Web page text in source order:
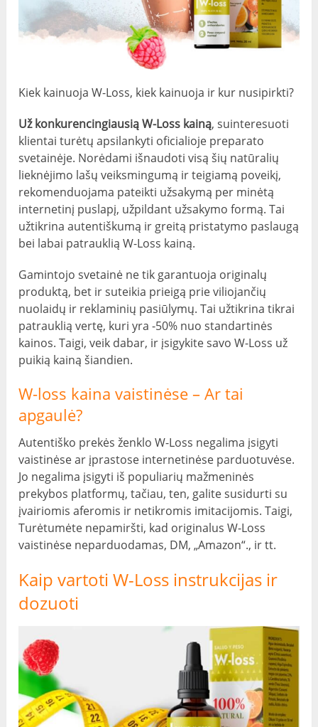
Kiek kainuoja W-Loss, kiek kainuoja ir kur nusipirkti?
Už konkurencingiausią W-Loss kainą, suinteresuoti
klientai turėtų apsilankyti oficialioje preparato
svetainėje. Norėdami išnaudoti visą šių natūralių
lieknėjimo lašų veiksmingumą ir teigiamą poveikį,
rekomenduojama pateikti užsakymą per minėtą
internetinį puslapį, užpildant užsakymo formą. Tai
užtikrina autentiškumą ir greitą pristatymo paslaugą
bei labai patrauklią W-Loss kainą.
Gamintojo svetainė ne tik garantuoja originalų
produktą, bet ir suteikia prieigą prie viliojančių
nuolaidų ir reklaminių pasiūlymų. Tai užtikrina tikrai
patrauklią vertę, kuri yra -50% nuo standartinės
kainos. Taigi, veik dabar, ir įsigykite savo W-Loss už
puikią kainą šiandien.
W-loss kaina vaistinėse – Ar tai
apgaulė?
Autentiško prekės ženklo W-Loss negalima įsigyti
vaistinėse ar įprastose internetinėse parduotuvėse.
Jo negalima įsigyti iš populiarių mažmeninės
prekybos platformų, tačiau, ten, galite susidurti su
įvairiomis aferomis ir netikromis imitacijomis. Taigi,
Turėtumėte nepamiršti, kad originalus W-Loss
vaistinėse neparduodamas, DM, „Amazon“., ir tt.
Kaip vartoti W-Loss instrukcijas ir
dozuoti